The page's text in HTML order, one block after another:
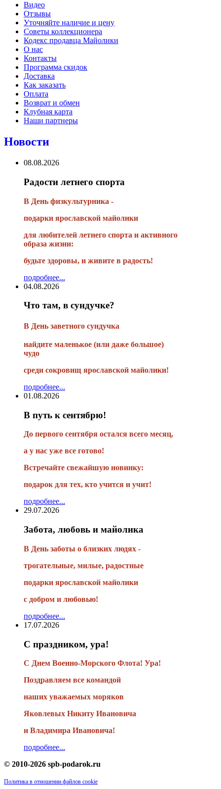
Видео
Отзывы
Уточняйте наличие и цену
Советы коллекционера
Кодекс продавца Майолики
О нас
Контакты
Программа скидок
Доставка
Как заказать
Оплата
Возврат и обмен
Клубная карта
Наши партнеры
Новости
08.08.2026
Радости летнего спорта
В День физкультурника -
подарки ярославской майолики
для любителей летнего спорта и активного
образа жизни:
будьте здоровы, и живите в радость!
подробнее...
04.08.2026
Что там, в сундучке?
В День заветного сундучка
найдите маленькое (или даже большое)
чудо
среди сокровищ ярославской майолики!
подробнее...
01.08.2026
В путь к сентябрю!
До первого сентября остался всего месяц,
а у нас уже все готово!
Встречайте свежайшую новинку:
подарок для тех, кто учится и учит!
подробнее...
29.07.2026
Забота, любовь и майолика
В День заботы о близких людях -
трогательные, милые, радостные
подарки ярославской майолики
с добром и любовью!
подробнее...
17.07.2026
С праздником, ура!
С Днем Военно-Морского Флота! Ура!
Поздравляем все командой
наших уважаемых моряков
Яковлевых Никиту Ивановича
и Владимира Ивановича!
подробнее...
© 2010-2026 spb-podarok.ru
Политика в отношении файлов cookie